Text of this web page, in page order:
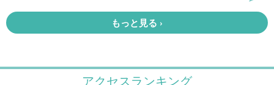
アクセスランキング